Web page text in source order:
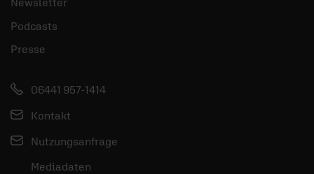
Podcasts
Presse
06441 957-1414
Kontakt
Nutzungsanfrage
Mediadaten